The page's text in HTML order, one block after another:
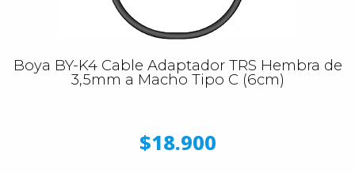
Boya BY-K4 Cable Adaptador TRS Hembra de
3,5mm a Macho Tipo C (6cm)
$18.900